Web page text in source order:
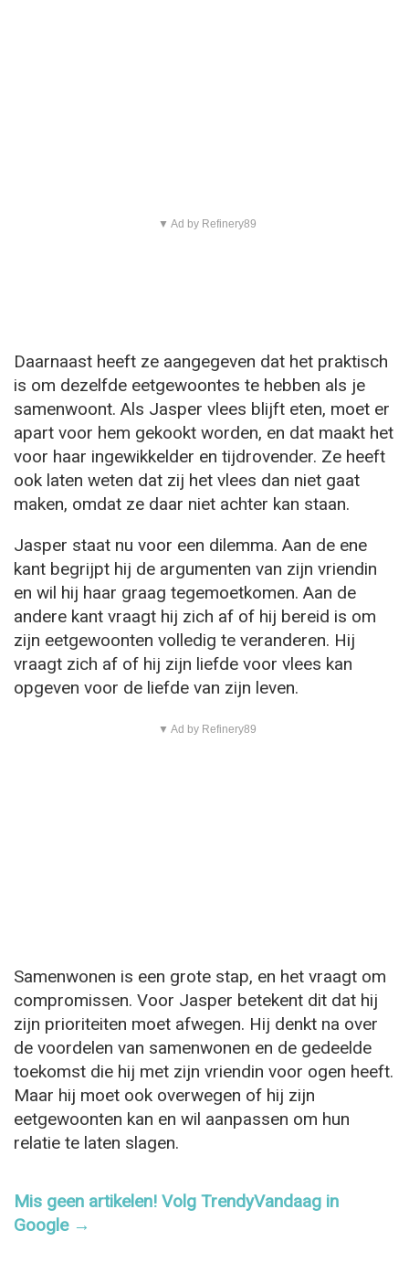
▼ Ad by Refinery89
Daarnaast heeft ze aangegeven dat het praktisch
is om dezelfde eetgewoontes te hebben als je
samenwoont. Als Jasper vlees blijft eten, moet er
apart voor hem gekookt worden, en dat maakt het
voor haar ingewikkelder en tijdrovender. Ze heeft
ook laten weten dat zij het vlees dan niet gaat
maken, omdat ze daar niet achter kan staan.
Jasper staat nu voor een dilemma. Aan de ene
kant begrijpt hij de argumenten van zijn vriendin
en wil hij haar graag tegemoetkomen. Aan de
andere kant vraagt hij zich af of hij bereid is om
zijn eetgewoonten volledig te veranderen. Hij
vraagt zich af of hij zijn liefde voor vlees kan
opgeven voor de liefde van zijn leven.
▼ Ad by Refinery89
Samenwonen is een grote stap, en het vraagt om
compromissen. Voor Jasper betekent dit dat hij
zijn prioriteiten moet afwegen. Hij denkt na over
de voordelen van samenwonen en de gedeelde
toekomst die hij met zijn vriendin voor ogen heeft.
Maar hij moet ook overwegen of hij zijn
eetgewoonten kan en wil aanpassen om hun
relatie te laten slagen.
Mis geen artikelen! Volg TrendyVandaag in
Google →